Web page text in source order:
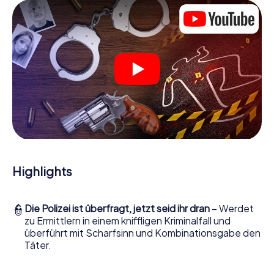
zahlreichen Schauplätzen in Bitonto, die mit der Tat in
Verbindung stehen, und schließlich zum Mörder. An jedem
Ort knacken Sie knifflige Rätsel und kommen so Stück für
Stück der Lösung des Falls immer näher. Anders als bei
einem klassischen Krimi Dinner in Bitonto bestimmen also
Sie das Geschehen, bewegen sich an der frischen Luft
und entdecken obendrein die Stadt mit ganz neuen
Augen.
Mitmachkrimi in Bitonto - Die interaktive Krimi
Tour
Videoschalte zu einem Zeugen, geheimes Belauschen
sämtliche multimedialen Fähigkeiten Ihres Handgeräts.
Das Krimispiel in Bitonto holt aber auch aus Ihnen und Ihren
Mitstreitern verborgene Talente heraus! Sie schlüpfen in
spannende Rollen und meistern die Krimi-Stadtrallye
Highlights
👮 Die Polizei ist überfragt, jetzt seid ihr dran – Werdet
zu Ermittlern in einem kniffligen Kriminalfall und
überführt mit Scharfsinn und Kombinationsgabe den
Täter.